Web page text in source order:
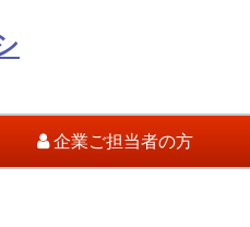
企業ご担当者の方